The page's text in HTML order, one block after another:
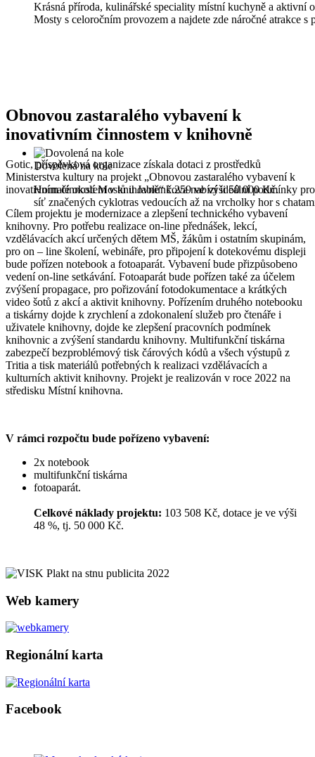
Krásná příroda, kulinářské speciality místní kuchyně a aktivní
Mosty s celoročním provozem a najdete zde náročné atrakce
Dovolená na kole
Hornaté okolí Mostů u Jablunkova nabízí ideální podmínky
síť značených cyklotras vedoucích až na vrcholky hor s
Obnovou zastaralého vybavení k
inovativním činnostem v knihovně
Gotic, příspěvková organizace získala dotaci z prostředků
Ministerstva kultury na projekt „Obnovou zastaralého vybavení k
inovativním činnostem v knihovně“ č.259 ve výši 50 000 Kč.
Cílem projektu je modernizace a zlepšení technického vybavení
knihovny. Pro potřebu realizace on-line přednášek, lekcí,
vzdělávacích akcí určených dětem MŠ, žákům i ostatním skupinám,
pro on – line školení, webináře, pro připojení k dotekovému displeji
bude pořízen notebook a fotoaparát. Vybavení bude přizpůsobeno
vedení on-line setkávání. Fotoaparát bude pořízen také za účelem
zvýšení propagace, pro pořizování fotodokumentace a krátkých
video šotů z akcí a aktivit knihovny. Pořízením druhého notebooku
a tiskárny dojde k zrychlení a zdokonalení služeb pro čtenáře i
uživatele knihovny, dojde ke zlepšení pracovních podmínek
knihovnic a zvýšení standardu knihovny. Multifunkční tiskárna
zabezpečí bezproblémový tisk čárových kódů a všech výstupů z
Tritia a tisk materiálů potřebných k realizaci vzdělávacích a
kulturních aktivit knihovny. Projekt je realizován v roce 2022 na
středisku Místní knihovna.
V rámci rozpočtu bude pořízeno vybavení:
2x notebook
multifunkční tiskárna
fotoaparát.
Celkové náklady projektu: 103 508 Kč, dotace je ve výši
48 %, tj. 50 000 Kč.
Web kamery
Regionální karta
Facebook